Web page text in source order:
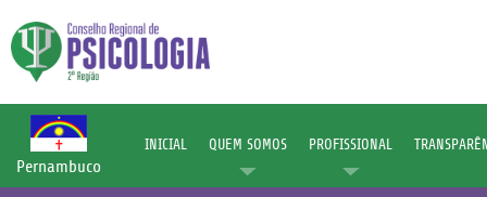
Pernambuco
INICIAL QUEM SOMOS PROFISSIONAL